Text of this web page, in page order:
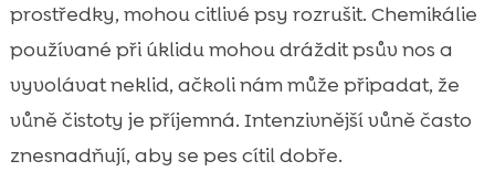
prostředky, mohou citlivé psy rozrušit. Chemikálie
používané při úklidu mohou dráždit psův nos a
vyvolávat neklid, ačkoli nám může připadat, že
vůně čistoty je příjemná. Intenzivnější vůně často
znesnadňují, aby se pes cítil dobře.